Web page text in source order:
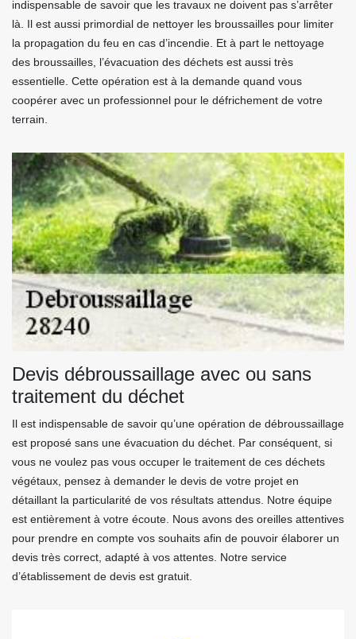
indispensable de savoir que les travaux ne doivent pas s’arrêter
là. Il est aussi primordial de nettoyer les broussailles pour limiter
la propagation du feu en cas d’incendie. Et à part le nettoyage
des broussailles, l’évacuation des déchets est aussi très
essentielle. Cette opération est à la demande quand vous
coopérer avec un professionnel pour le défrichement de votre
terrain.
Devis débroussaillage avec ou sans
traitement du déchet
Il est indispensable de savoir qu’une opération de débroussaillage
est proposé sans une évacuation du déchet. Par conséquent, si
vous ne voulez pas vous occuper le traitement de ces déchets
végétaux, pensez à demander le devis de votre projet en
détaillant la particularité de vos résultats attendus. Notre équipe
est entièrement à votre écoute. Nous avons des oreilles attentives
pour prendre en compte vos souhaits afin de pouvoir élaborer un
devis très correct, adapté à vos attentes. Notre service
d’établissement de devis est gratuit.